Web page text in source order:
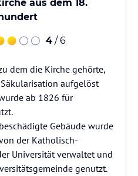
aus dem 18.
4 / 6
dem die Kirche gehörte,
aufgelöst
ab 1826 für
Gebäude wurde
der Katholisch-
Universität verwaltet und
genutzt.